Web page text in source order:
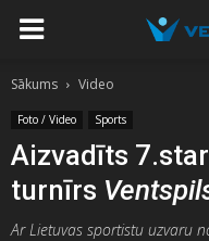
Sākums Video
Foto / Video Sports
Aizvadīts
turnīrs
Ar Lietuvas sportistu uzvaru